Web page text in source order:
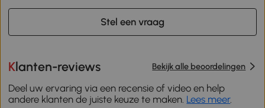
Stel een vraag
Klanten-reviews Bekijk alle beoordelingen
Deel uw ervaring via een recensie of video en help
andere klanten de juiste keuze te maken. Lees meer.